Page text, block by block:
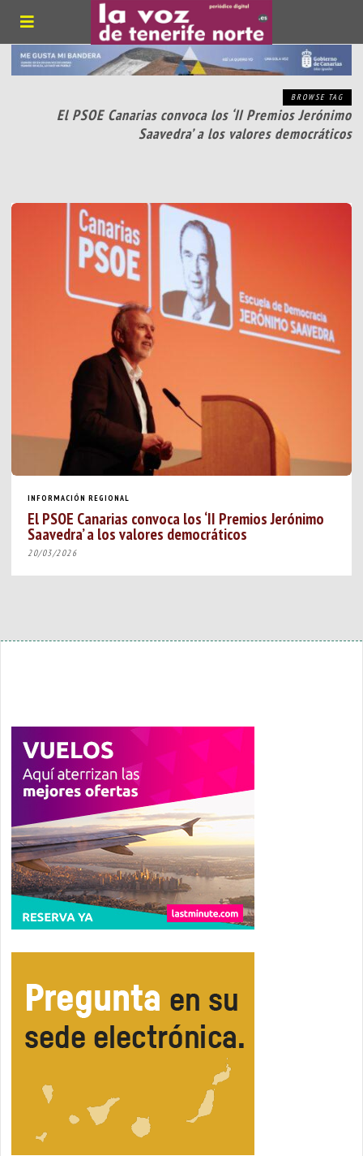
BROWSE TAG
El PSOE Canarias convoca los ‘II Premios Jerónimo
Saavedra’ a los valores democráticos
INFORMACIÓN REGIONAL
El PSOE Canarias convoca los ‘II Premios Jerónimo
Saavedra’ a los valores democráticos
20/03/2026